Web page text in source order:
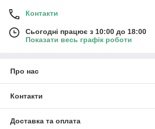
Контакти
Сьогодні працює з 10:00 до 18:00
Показати весь графік роботи
Про нас
Контакти
Доставка та оплата